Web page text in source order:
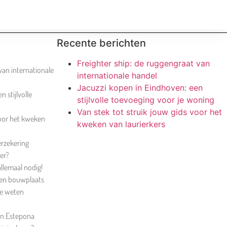
internationale
stijlvolle
het kweken
nodig!
bouwplaats
weten
Estepona
Recente berichten
Freighter ship: de ruggengraat van
internationale handel
Jacuzzi kopen in Eindhoven: een
stijlvolle toevoeging voor je woning
Van stek tot struik jouw gids voor het
kweken van laurierkers